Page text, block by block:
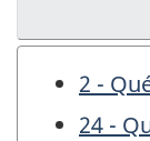
2 -
24 -